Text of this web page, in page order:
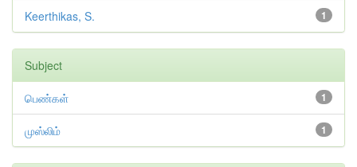
1
Keerthikas, S.
Subject
1
பெண்கள்
1
முஸ்லிம்